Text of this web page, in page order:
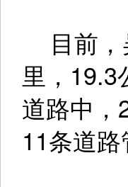
目前，
里，19.3
道路中，
11条道